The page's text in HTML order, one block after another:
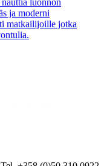
ja moderni
matkailijoille jotka